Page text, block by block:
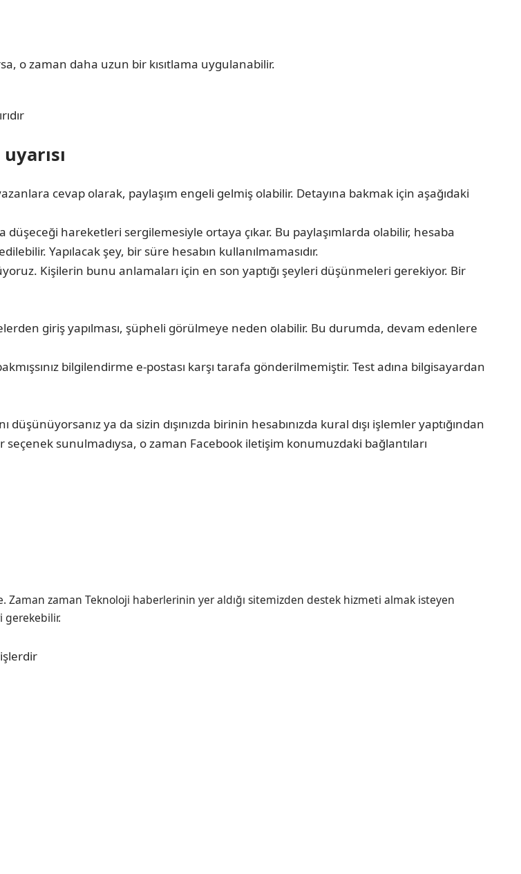
o zaman daha uzun bir kısıtlama uygulanabilir.
cevap olarak, paylaşım engeli gelmiş olabilir. Detayına bakmak için aşağıdaki
hareketleri sergilemesiyle ortaya çıkar. Bu paylaşımlarda olabilir, hesaba
Yapılacak şey, bir süre hesabın kullanılmamasıdır.
Kişilerin bunu anlamaları için en son yaptığı şeyleri düşünmeleri gerekiyor. Bir
giriş yapılması, şüpheli görülmeye neden olabilir. Bu durumda, devam edenlere
bilgilendirme e-postası karşı tarafa gönderilmemiştir. Test adına bilgisayardan
düşünüyorsanız ya da sizin dışınızda birinin hesabınızda kural dışı işlemler yaptığından
sunulmadıysa, o zaman Facebook iletişim konumuzdaki bağlantıları
zaman Teknoloji haberlerinin yer aldığı sitemizden destek hizmeti almak isteyen
gerekebilir.